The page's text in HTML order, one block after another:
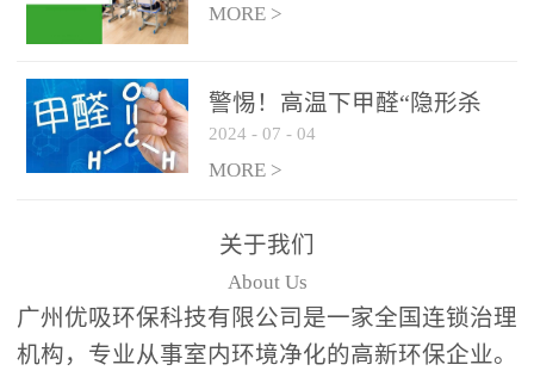
内空气质量管理通知
MORE >
警惕！高温下甲醛“隐形杀
手”来袭，你的家安全吗？
2024 - 07 - 04
MORE >
关于我们
About Us
广州优吸环保科技有限公司是一家全国连锁治理
机构，专业从事室内环境净化的高新环保企业。